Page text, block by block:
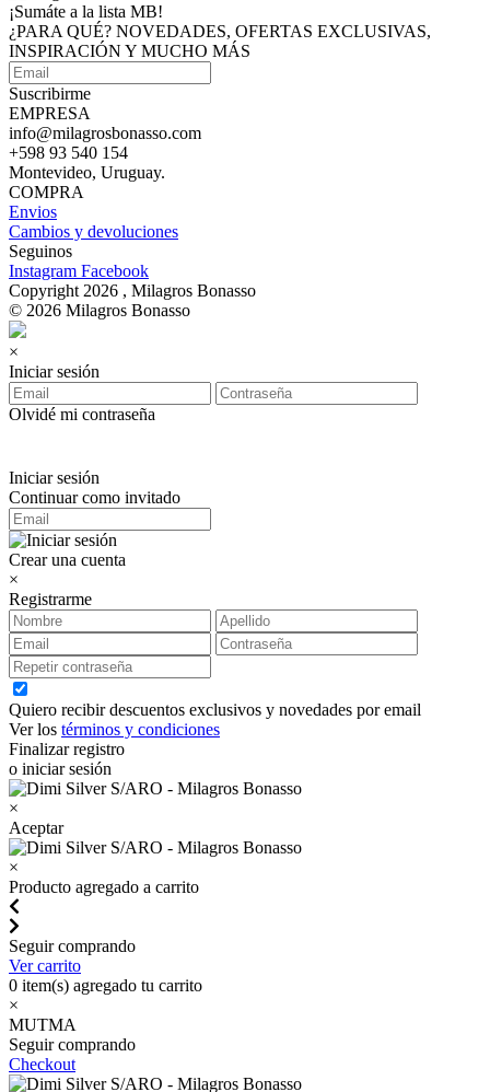
¡Sumáte a la lista MB!
¿PARA QUÉ? NOVEDADES, OFERTAS EXCLUSIVAS,
INSPIRACIÓN Y MUCHO MÁS
Suscribirme
EMPRESA
info@milagrosbonasso.com
+598 93 540 154
Montevideo, Uruguay.
COMPRA
Envios
Cambios y devoluciones
Seguinos
Instagram Facebook
Copyright 2026 , Milagros Bonasso
© 2026 Milagros Bonasso
×
Iniciar sesión
Olvidé mi contraseña
Iniciar sesión
Continuar como invitado
Crear una cuenta
×
Registrarme
Quiero recibir descuentos exclusivos y novedades por email
Ver los términos y condiciones
Finalizar registro
o iniciar sesión
×
Aceptar
×
Producto agregado a carrito
Seguir comprando
Ver carrito
0 item(s) agregado tu carrito
×
MUTMA
Seguir comprando
Checkout